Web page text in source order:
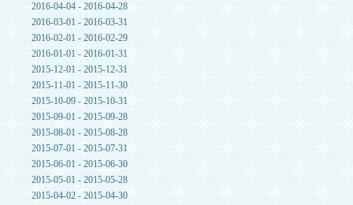
2016-04-04 - 2016-04-28
2016-03-01 - 2016-03-31
2016-02-01 - 2016-02-29
2016-01-01 - 2016-01-31
2015-12-01 - 2015-12-31
2015-11-01 - 2015-11-30
2015-10-09 - 2015-10-31
2015-09-01 - 2015-09-28
2015-08-01 - 2015-08-28
2015-07-01 - 2015-07-31
2015-06-01 - 2015-06-30
2015-05-01 - 2015-05-28
2015-04-02 - 2015-04-30